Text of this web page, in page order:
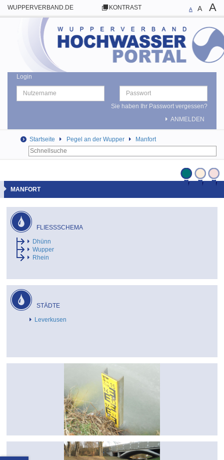
WUPPERVERBAND.DE KONTRAST A A A
Login
Sie haben Ihr Passwort vergessen?
ANMELDEN
Startseite Pegel an der Wupper Manfort
MANFORT
FLIESSSCHEMA
Dhünn
Wupper
Rhein
STÄDTE
Leverkusen